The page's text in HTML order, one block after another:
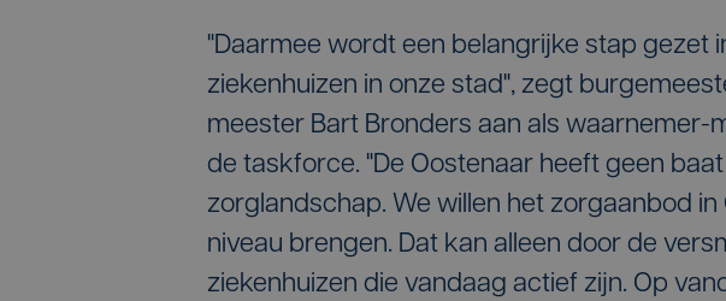
"Daarmee wordt een belangrijke stap gezet
ziekenhuizen in onze stad", zegt
meester Bart Bronders aan als waarnemer-
de taskforce. "De Oostenaar heeft geen
zorglandschap. We willen het zorgaanbod
niveau brengen. Dat kan alleen door de
ziekenhuizen die vandaag actief zijn. Op